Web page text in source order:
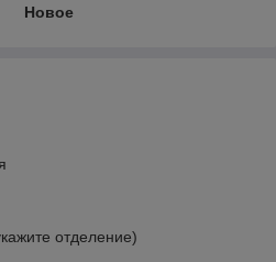
Новое
отделение)